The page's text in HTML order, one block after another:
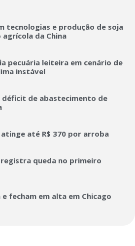
tecnologias e produção de soja
da China
pecuária leiteira em cenário de
instável
déficit de abastecimento de
até R$ 370 por arroba
queda no primeiro
fecham em alta em Chicago